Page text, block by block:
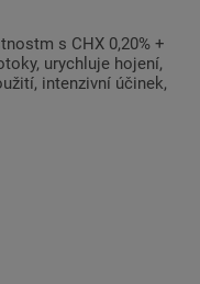
s CHX 0,20% +
urychluje hojení,
intenzivní účinek,